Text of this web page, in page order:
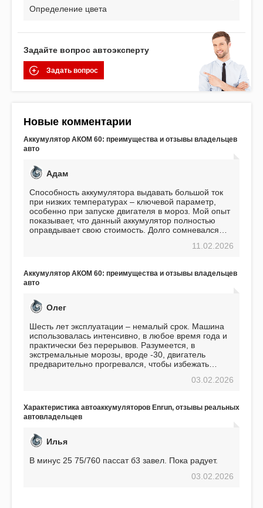
Определение цвета
Задайте вопрос автоэксперту
Задать вопрос
Новые комментарии
Аккумулятор АКОМ 60: преимущества и отзывы владельцев
авто
Адам
Способность аккумулятора выдавать большой ток
при низких температурах – ключевой параметр,
особенно при запуске двигателя в мороз. Мой опыт
показывает, что данный аккумулятор полностью
оправдывает свою стоимость. Долго сомневался
пожалел. Считаю, что это отличное вложение,11.02.2026
Аккумулятор АКОМ 60: преимущества и отзывы владельцев
авто
Олег
Шесть лет эксплуатации – немалый срок. Машина
использовалась интенсивно, в любое время года и
практически без перерывов. Разумеется, в
экстремальные морозы, вроде -30, двигатель
предварительно прогревался, чтобы избежать
использования не было ни единой поломки,
EFB 75. Судя по характеристикам, он даже
превосходит предыдущую модель.
03.02.2026
Характеристика автоаккумуляторов Enrun, отзывы реальных
автовладельцев
Илья
В минус 25 75/760 пассат б3 завел. Пока радует.
03.02.2026